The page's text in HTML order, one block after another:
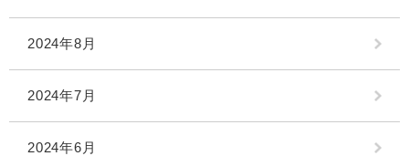
2024年8月
2024年7月
2024年6月